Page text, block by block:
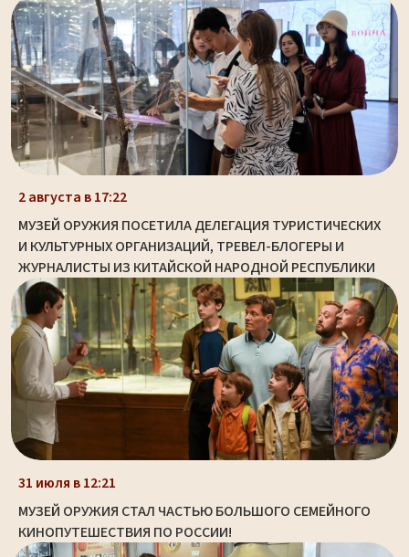
2 августа в 17:22
МУЗЕЙ ОРУЖИЯ ПОСЕТИЛА ДЕЛЕГАЦИЯ ТУРИСТИЧЕСКИХ
И КУЛЬТУРНЫХ ОРГАНИЗАЦИЙ, ТРЕВЕЛ-БЛОГЕРЫ И
ЖУРНАЛИСТЫ ИЗ КИТАЙСКОЙ НАРОДНОЙ РЕСПУБЛИКИ
31 июля в 12:21
МУЗЕЙ ОРУЖИЯ СТАЛ ЧАСТЬЮ БОЛЬШОГО СЕМЕЙНОГО
КИНОПУТЕШЕСТВИЯ ПО РОССИИ!